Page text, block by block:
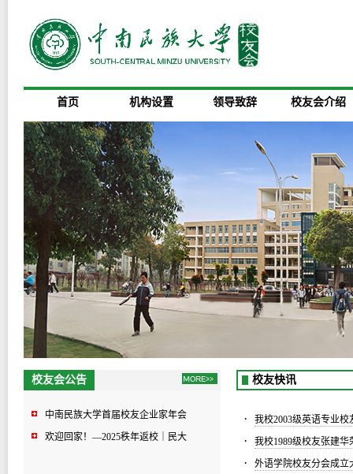
首页 机构设置 领导致辞 校友会介绍
校友会公告
2025校友联络社录选成员名单公示
中南民族大学首届校友企业家年会
欢迎回家！—2025秩年返校｜民大
校友快讯
· 我校2003级英语专业
· 我校1989级校友张建
· 外语学院校友分会成立